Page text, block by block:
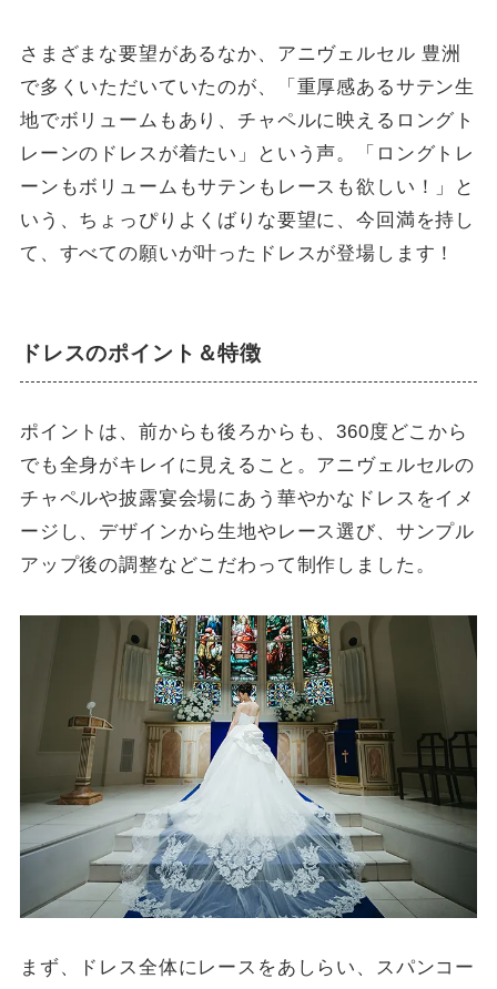
さまざまな要望があるなか、アニヴェルセル 豊洲
で多くいただいていたのが、「重厚感あるサテン生
地でボリュームもあり、チャペルに映えるロングト
レーンのドレスが着たい」という声。「ロングトレ
ーンもボリュームもサテンもレースも欲しい！」と
いう、ちょっぴりよくばりな要望に、今回満を持し
て、すべての願いが叶ったドレスが登場します！
ドレスのポイント＆特徴
ポイントは、前からも後ろからも、360度どこから
でも全身がキレイに見えること。アニヴェルセルの
チャペルや披露宴会場にあう華やかなドレスをイメ
ージし、デザインから生地やレース選び、サンプル
アップ後の調整などこだわって制作しました。
まず、ドレス全体にレースをあしらい、スパンコー